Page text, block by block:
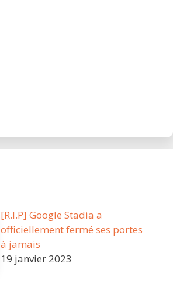
[R.I.P] Google Stadia a
officiellement fermé ses portes
à jamais
19 janvier 2023